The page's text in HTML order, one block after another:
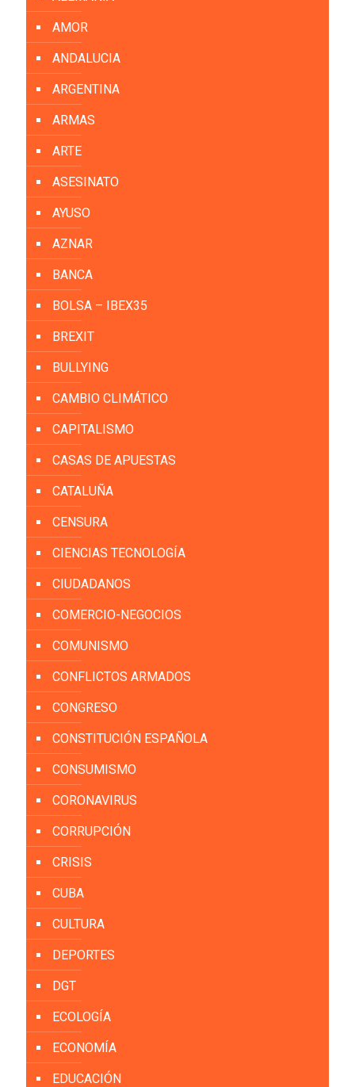
AMOR
ANDALUCIA
ARGENTINA
ARMAS
ARTE
ASESINATO
AYUSO
AZNAR
BANCA
BOLSA – IBEX35
BREXIT
BULLYING
CAMBIO CLIMÁTICO
CAPITALISMO
CASAS DE APUESTAS
CATALUÑA
CENSURA
CIENCIAS TECNOLOGÍA
CIUDADANOS
COMERCIO-NEGOCIOS
COMUNISMO
CONFLICTOS ARMADOS
CONGRESO
CONSTITUCIÓN ESPAÑOLA
CONSUMISMO
CORONAVIRUS
CORRUPCIÓN
CRISIS
CUBA
CULTURA
DEPORTES
DGT
ECOLOGÍA
ECONOMÍA
EDUCACIÓN